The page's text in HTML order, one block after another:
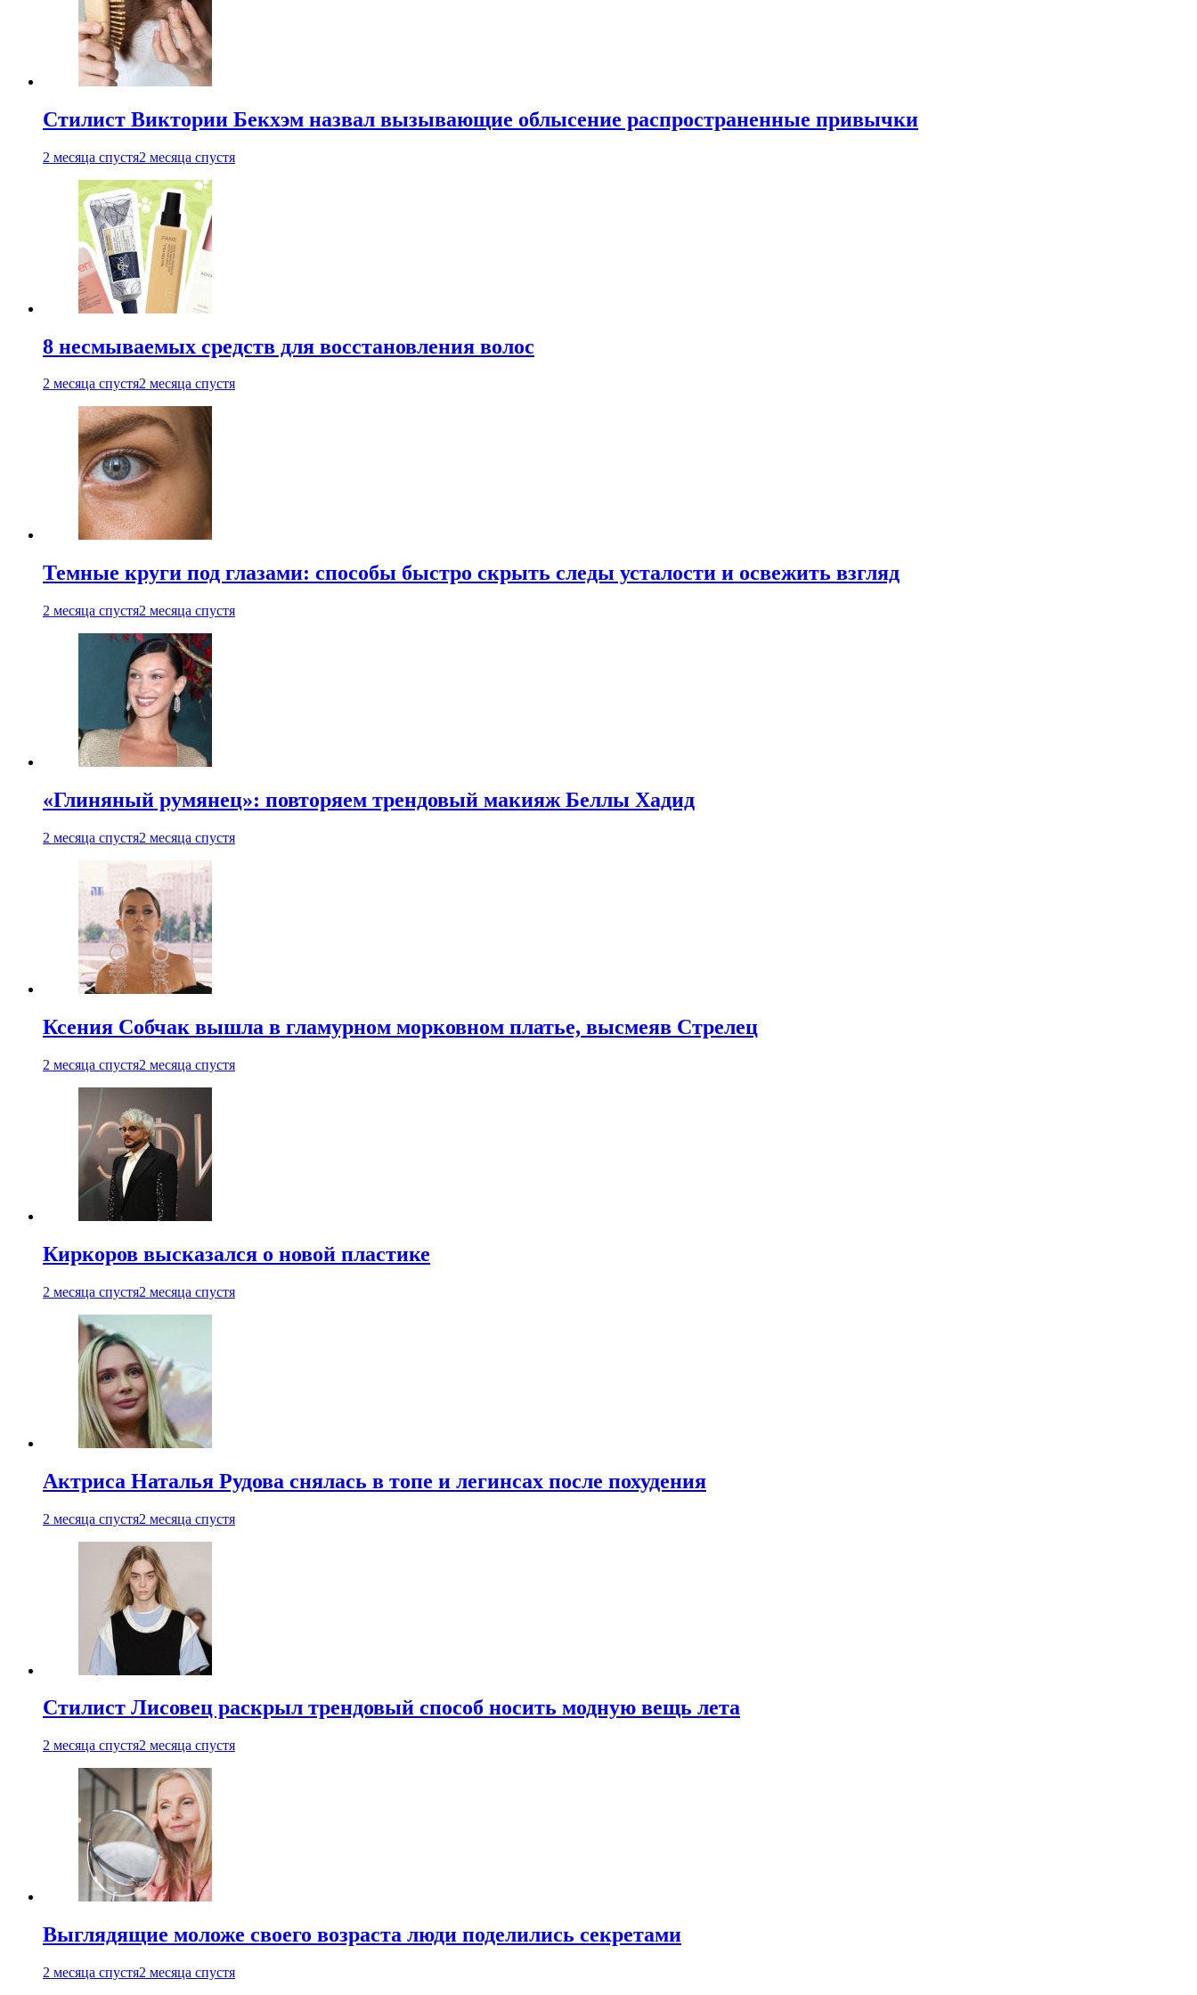
Стилист Виктории Бекхэм назвал вызывающие облысение распространенные привычки
2 месяца спустя2 месяца спустя
8 несмываемых средств для восстановления волос
2 месяца спустя2 месяца спустя
Темные круги под глазами: способы быстро скрыть следы усталости и освежить взгляд
2 месяца спустя2 месяца спустя
«Глиняный румянец»: повторяем трендовый макияж Беллы Хадид
2 месяца спустя2 месяца спустя
Ксения Собчак вышла в гламурном морковном платье, высмеяв Стрелец
2 месяца спустя2 месяца спустя
Киркоров высказался о новой пластике
2 месяца спустя2 месяца спустя
Актриса Наталья Рудова снялась в топе и легинсах после похудения
2 месяца спустя2 месяца спустя
Стилист Лисовец раскрыл трендовый способ носить модную вещь лета
2 месяца спустя2 месяца спустя
Выглядящие моложе своего возраста люди поделились секретами
2 месяца спустя2 месяца спустя